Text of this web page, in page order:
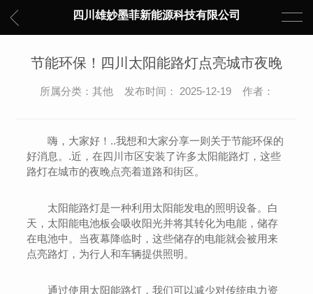
四川雄妙墨菲新能源科技有限公司
节能环保！四川太阳能路灯点亮城市夜晚
所属分类：其他 发布时间： 2025-12-19 作者：
嗨，大家好！..我想和大家分享一则关于节能环保的
好消息。.近，在四川市区安装了许多太阳能路灯，这些
路灯在城市的夜晚点亮着道路和街区。
太阳能路灯是一种利用太阳能发电的照明设备。白
天，太阳能电池板会吸收阳光并将其转化为电能，储存
在电池中。当夜幕降临时，这些储存的电能就会被用来
点亮路灯，为行人和车辆提供照明。
通过使用太阳能路灯，我们可以减少对传统电力资